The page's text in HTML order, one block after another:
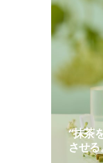
“抹茶
させ